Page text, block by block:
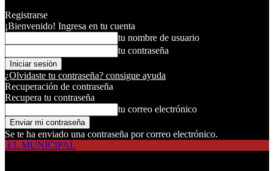
Registrarse
¡Bienvenido! Ingresa en tu cuenta
tu nombre de usuario
tu contraseña
¿Olvidaste tu contraseña? consigue ayuda
Recuperación de contraseña
Recupera tu contraseña
tu correo electrónico
Se te ha enviado una contraseña por correo electrónico.
EL MUNICIPAL